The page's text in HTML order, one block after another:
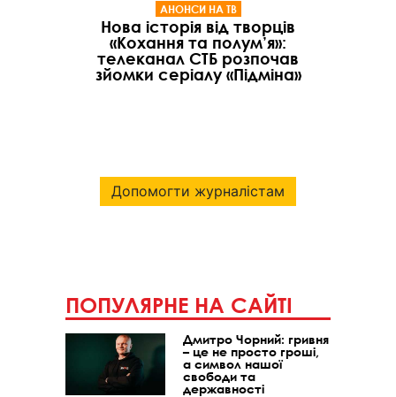
АНОНСИ НА ТВ
Нова історія від творців
«Кохання та полум’я»:
телеканал СТБ розпочав
зйомки серіалу «Підміна»
Допомогти журналістам
ПОПУЛЯРНЕ НА САЙТІ
Дмитро Чорний: гривня
– це не просто гроші,
а символ нашої
свободи та
державності